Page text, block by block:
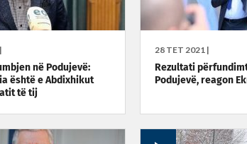
në Podujevë:
është e Abdixhikut
të tij
28 TET 2021 |
Rezultati
Podujevë, reagon